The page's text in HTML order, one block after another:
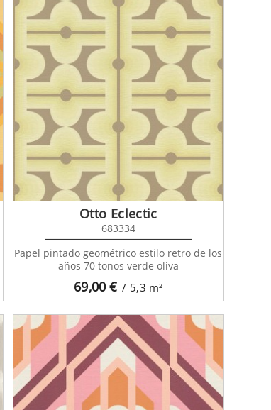
69,00€ / 5,3 m²
Otto Eclectic
683334
Papel pintado geométrico estilo retro de los
años 70 tonos verde oliva